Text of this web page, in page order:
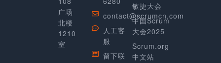
广场
北楼
1210
室
contact@scrumcn.com
人工客
服
留下联
敏捷大会
中国Scrum
大会2025
Scrum.org
中文站